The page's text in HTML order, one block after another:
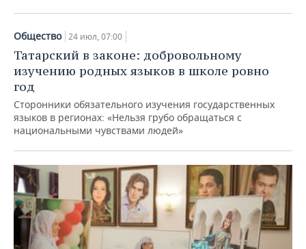
Общество 24 июл, 07:00
Татарский в законе: добровольному
изучению родных языков в школе ровно
год
Сторонники обязательного изучения государственных
языков в регионах: «Нельзя грубо обращаться с
национальными чувствами людей»